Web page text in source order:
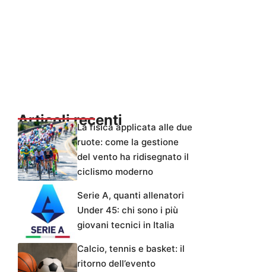
Articoli recentiLa fisica applicata alle due
ruote: come la gestione
del vento ha ridisegnato il
ciclismo moderno
Serie A, quanti allenatori
Under 45: chi sono i più
giovani tecnici in Italia
Calcio, tennis e basket: il
ritorno dell’evento